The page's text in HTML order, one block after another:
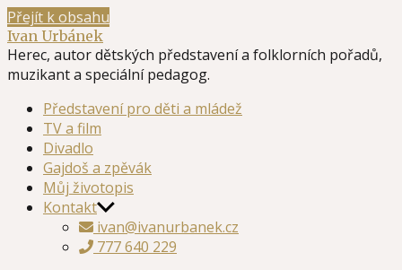
Přejít k obsahu
Ivan Urbánek
Herec, autor dětských představení a folklorních pořadů,
muzikant a speciální pedagog.
Představení pro děti a mládež
TV a film
Divadlo
Gajdoš a zpěvák
Můj životopis
Kontakt
ivan@ivanurbanek.cz
777 640 229